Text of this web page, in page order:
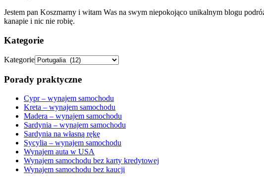
Jestem pan Koszmarny i witam Was na swym niepokojąco unikalnym blogu
kanapie i nic nie robię.
Kategorie
Kategorie
Porady praktyczne
Cypr – wynajem samochodu
Kreta – wynajem samochodu
Madera – wynajem samochodu
Sardynia – wynajem samochodu
Sardynia na własną rękę
Sycylia – wynajem samochodu
Wynajem auta w USA
Wynajem samochodu bez karty kredytowej
Wynajem samochodu bez kaucji